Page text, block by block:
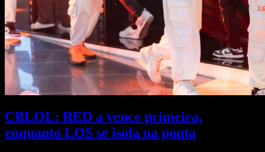
CBLOL: RED a vence primeira,
enquanto LOS se isola na ponta